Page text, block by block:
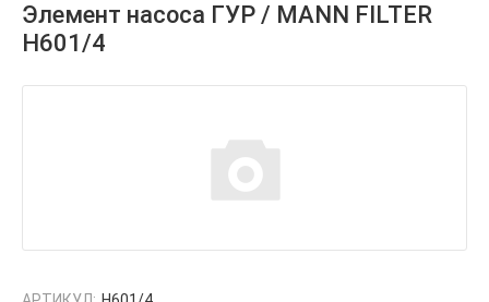
Элемент насоса ГУР / MANN FILTER
H601/4